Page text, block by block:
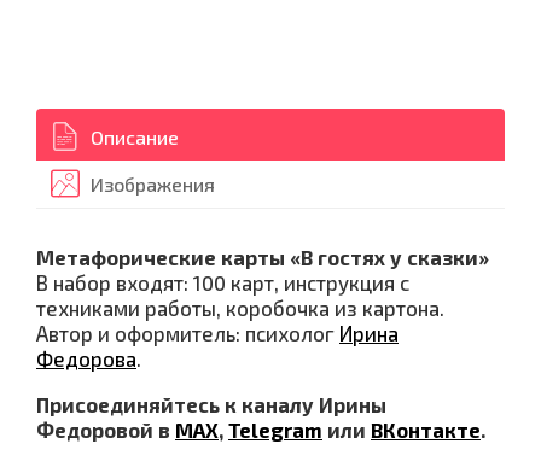
Описание
Изображения
Метафорические карты «В гостях у сказки»
В набор входят: 100 карт, инструкция с
техниками работы, коробочка из картона.
Автор и оформитель: психолог Ирина
Федорова.
Присоединяйтесь к каналу Ирины
Федоровой в МАХ, Telegram или ВКонтакте.